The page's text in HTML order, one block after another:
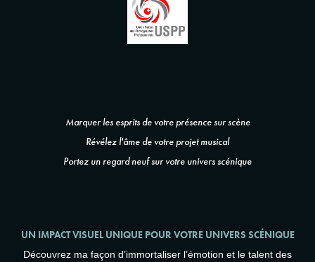
Marquer les esprits de votre présence sur scène
Révélez l'âme de votre projet musical
Portez un regard neuf sur votre univers scénique
UN IMPACT VISUEL UNIQUE POUR VOTRE UNIVERS SCÉNIQUE
Découvrez ma façon d’immortaliser l’émotion et le talent des